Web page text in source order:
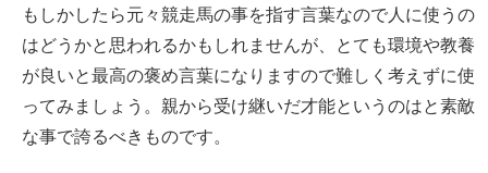
もしかしたら元々競走馬の事を指す言葉なので人に使うの
はどうかと思われるかもしれませんが、とても環境や教養
が良いと最高の褒め言葉になりますので難しく考えずに使
ってみましょう。親から受け継いだ才能というのはと素敵
な事で誇るべきものです。